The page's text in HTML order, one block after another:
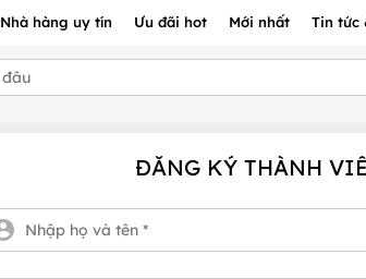
Nhà hàng uy tín Ưu đãi hot Mới nhất Tin tức
ĐĂNG KÝ THÀNH